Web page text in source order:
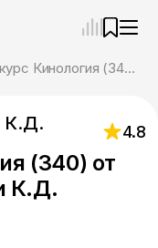
Онлайн курс Кинология (340) от АНО «НИУДПО имени К.Д. Ушинского»
К.Д.
4.8
(340) от
К.Д.
Подберу
вашим
вопросов,